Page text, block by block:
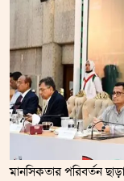
মানসিকতার পরিবর্তন